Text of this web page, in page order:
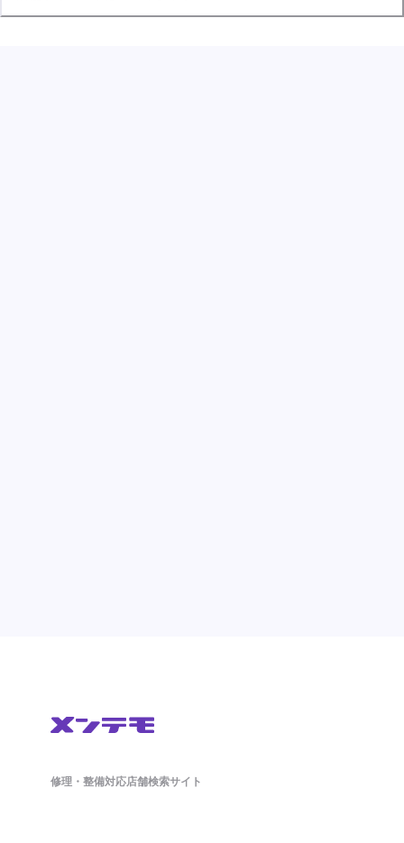
修理・整備対応店舗検索サイト